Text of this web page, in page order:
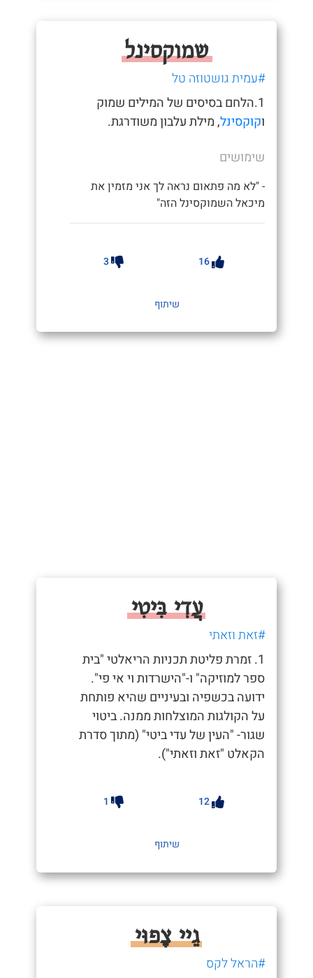
שמוקסינל
#עמית גושטוזה טל
1.הלחם בסיסים של המילים שמוק
וקוקסינל, מילת עלבון משודרגת.
שימושים
- "לא מה פתאום נראה לך אני מזמין את
מיכאל השמוקסינל הזה"
16
3
שיתוף
עֲדִי בִּיטִי
#זאת וזאתי
1. זמרת פליטת תכניות הריאלטי "בית
ספר למוזיקה" ו-"הישרדות וי אי פי".
ידועה בכשפיה ובעיניים שהיא פותחת
על הקולגות המוצלחות ממנה. ביטוי
שגור- "העין של עדי ביטי" (מתוך סדרת
הקאלט "זאת וזאתי").
12
1
שיתוף
גֵיי צָפוּי
#הראל לקס